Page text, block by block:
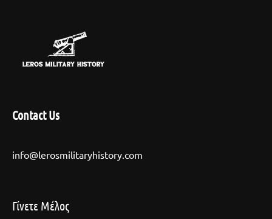
Contact Us
info@lerosmilitaryhistory.com
Γίνετε Μέλος